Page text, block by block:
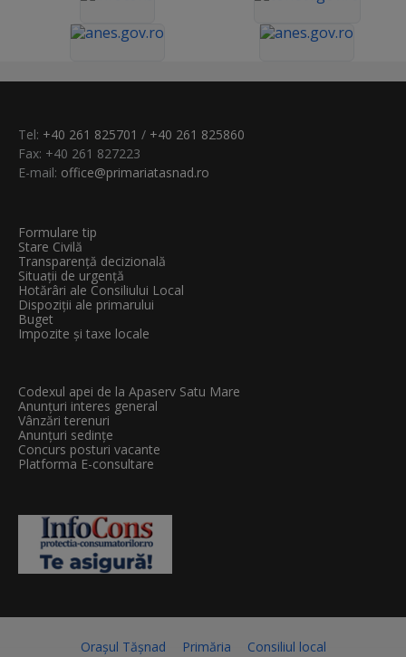
Tel: +40 261 825701 / +40 261 825860
Fax: +40 261 827223
E-mail: office@primariatasnad.ro
Formulare tip
Stare Civilă
Transparenţă decizională
Situații de urgență
Hotărâri ale Consiliului Local
Dispoziții ale primarului
Buget
Impozite și taxe locale
Codexul apei de la Apaserv Satu Mare
Anunțuri interes general
Vânzări terenuri
Anunțuri sedințe
Concurs posturi vacante
Platforma E-consultare
Orașul Tășnad Primăria
Consiliul local